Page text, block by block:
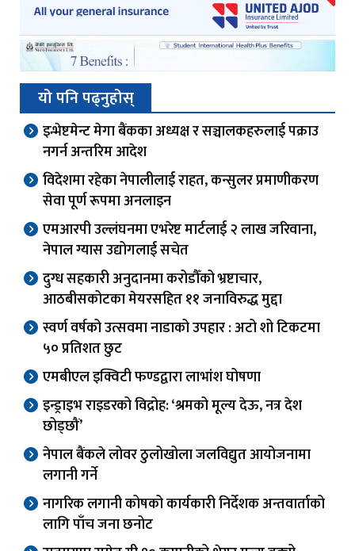
यो पनि पढ्नुहोस्
इन्भेष्टमेन्ट मेगा बैंकका अध्यक्ष र सञ्चालकहरुलाई पक्राउ
नगर्न अन्तरिम आदेश
विदेशमा रहेका नेपालीलाई राहत, कन्सुलर प्रमाणीकरण
सेवा पूर्ण रूपमा अनलाइन
एमआरपी उल्लंघनमा एभरेष्ट मार्टलाई २ लाख जरिवाना,
नेपाल ग्यास उद्योगलाई सचेत
दुग्ध सहकारी अनुदानमा करोडौँको भ्रष्टाचार,
आठबीसकोटका मेयरसहित ११ जनाविरुद्ध मुद्दा
स्वर्ण वर्षको उत्सवमा नाडाको उपहार : अटो शो टिकटमा
५० प्रतिशत छुट
एमबीएल इक्विटी फण्डद्वारा लाभांश घोषणा
इन्ड्राइभ राइडरको विद्रोह: ‘श्रमको मूल्य देऊ, नत्र देश
छोड्छौं’
नेपाल बैंकले लोवर ठुलोखोला जलविद्युत आयोजनामा
लगानी गर्ने
नागरिक लगानी कोषको कार्यकारी निर्देशक अन्तवार्ताको
लागि पाँच जना छनोट